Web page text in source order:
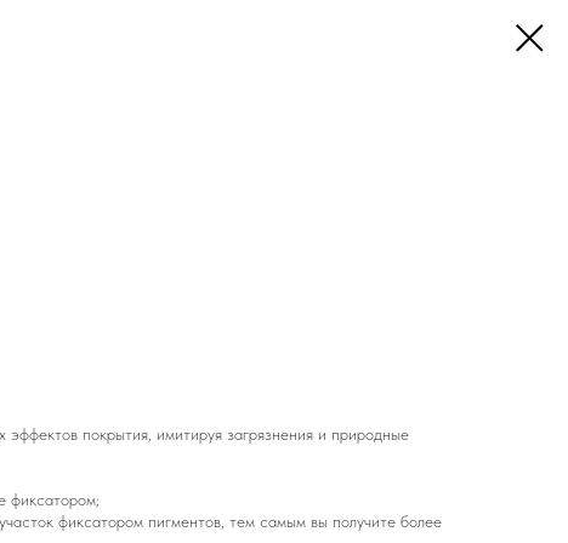
покрытия, имитируя загрязнения и природные
фиксатором;
фиксатором пигментов, тем самым вы получите более